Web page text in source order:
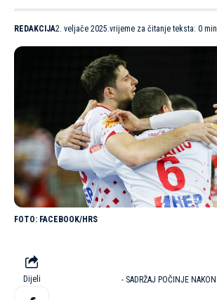
REDAKCIJA2. veljače 2025.vrijeme za čitanje teksta: 0
FACEBOOK/HRS
Dijeli - SADRŽAJ POČINJE